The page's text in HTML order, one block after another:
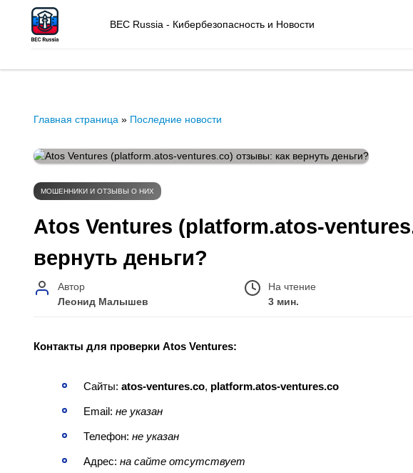
BEC Russia - Кибербезопасность и Новости
Главная страница » Последние новости
МОШЕННИКИ И ОТЗЫВЫ О НИХ
Atos Ventures (platform.atos-
вернуть деньги?
Автор
Леонид Малышев
На чтение
3 мин.
Контакты для проверки Atos Ventures:
Сайты: atos-ventures.co, platform.atos-ventures.co
Email: не указан
Телефон: не указан
Адрес: на сайте отсутствует